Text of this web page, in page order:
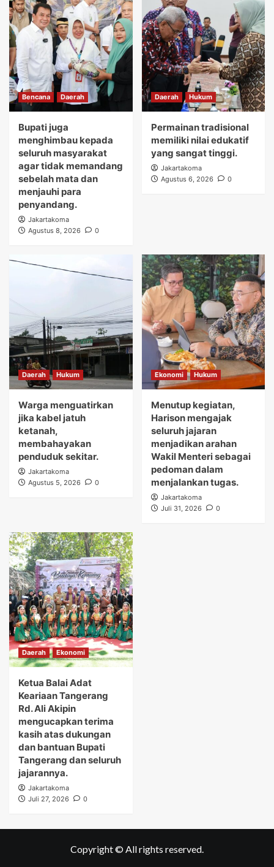
Bencana Daerah
Bupati juga
menghimbau kepada
seluruh masyarakat
agar tidak memandang
sebelah mata dan
menjauhi para
penyandang.
Jakartakoma
Agustus 8, 2026
0
Daerah Hukum
Permainan tradisional
memiliki nilai edukatif
yang sangat tinggi.
Jakartakoma
Agustus 6, 2026
0
Daerah Hukum
Warga menguatirkan
jika kabel jatuh
ketanah,
membahayakan
penduduk sekitar.
Jakartakoma
Agustus 5, 2026
0
Ekonomi Hukum
Menutup kegiatan,
Harison mengajak
seluruh jajaran
menjadikan arahan
Wakil Menteri sebagai
pedoman dalam
menjalankan tugas.
Jakartakoma
Juli 31, 2026
0
Daerah Ekonomi
Ketua Balai Adat
Keariaan Tangerang
Rd. Ali Akipin
mengucapkan terima
kasih atas dukungan
dan bantuan Bupati
Tangerang dan seluruh
jajarannya.
Jakartakoma
Juli 27, 2026
0
Copyright © All rights reserved.